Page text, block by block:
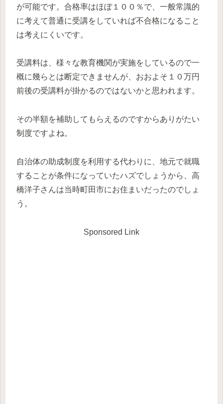
が可能です。合格率はほぼ１００％で、一般常識的
に考えて普通に受講をしていれば不合格になること
は考えにくいです。
受講料は、様々な教育機関が実施をしているので一
概に幾らとは断定できませんが、おおよそ１０万円
前後の受講料が掛かるのではないかと思われます。
その半額を補助してもらえるのですからありがたい
制度ですよね。
自治体の助成制度を利用する代わりに、地元で就職
することが条件になっていたハズでしょうから、高
橋洋子さんは当時町田市にお住まいだったのでしょ
う。
Sponsored Link